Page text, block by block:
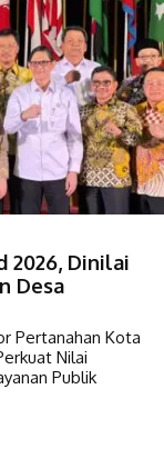
2026, Dinilai
Desa
Pertanahan Kota
Nilai
Publik